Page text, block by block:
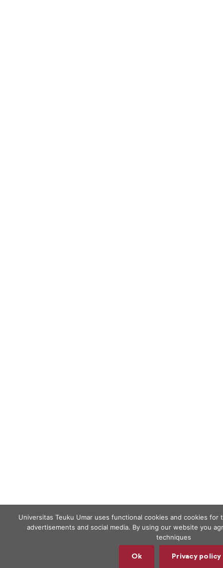
Universitas Teuku Umar uses functional cookies and cookies
advertisements and social media. By using our website you
techniques
Ok Privacy policy